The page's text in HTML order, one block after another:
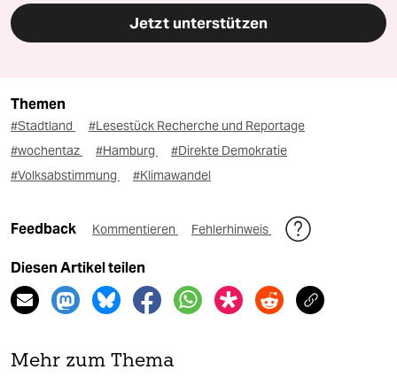
Jetzt unterstützen
Themen
#Stadtland
#Lesestück Recherche und Reportage
#wochentaz
#Hamburg
#Direkte Demokratie
#Volksabstimmung
#Klimawandel
Feedback Kommentieren Fehlerhinweis
Diesen Artikel teilen
Mehr zum Thema